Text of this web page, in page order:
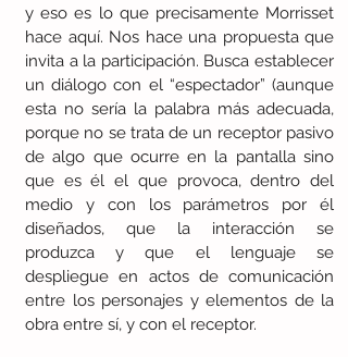
y eso es lo que precisamente Morrisset
hace aquí. Nos hace una propuesta que
invita a la participación. Busca establecer
un diálogo con el “espectador” (aunque
esta no sería la palabra más adecuada,
porque no se trata de un receptor pasivo
de algo que ocurre en la pantalla sino
que es él el que provoca, dentro del
medio y con los parámetros por él
diseñados, que la interacción se
produzca y que el lenguaje se
despliegue en actos de comunicación
entre los personajes y elementos de la
obra entre sí, y con el receptor.